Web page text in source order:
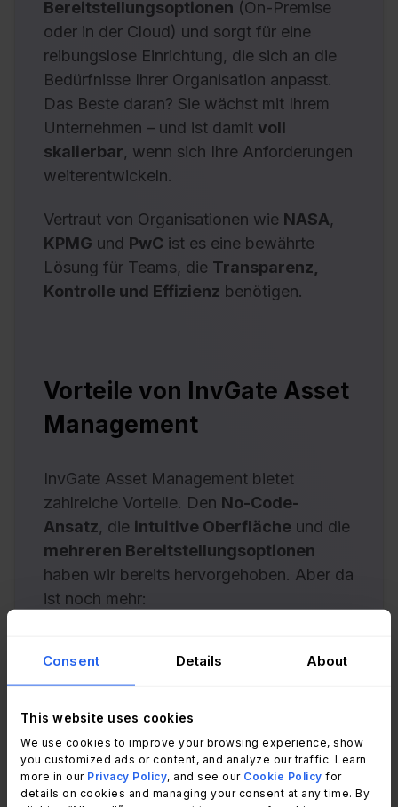
Consent Details About
This website uses cookies
We use cookies to improve your browsing experience, show
you customized ads or content, and analyze our traffic. Learn
more in our Privacy Policy, and see our Cookie Policy for
details on cookies and managing your consent at any time. By
Bereitstellungsoptionen (On-Premise
oder in der Cloud) und sorgt für eine
reibungslose Einrichtung, die sich an die
Bedürfnisse Ihrer Organisation anpasst.
Das Beste daran? Sie wächst mit Ihrem
Unternehmen – und ist damit voll
skalierbar, wenn sich Ihre Anforderungen
weiterentwickeln.
Vertraut von Organisationen wie NASA,
KPMG und PwC ist es eine bewährte
Lösung für Teams, die Transparenz,
Kontrolle und Effizienz benötigen.
Vorteile von InvGate Asset
Management
InvGate Asset Management bietet
zahlreiche Vorteile. Den No-Code-
Ansatz, die intuitive Oberfläche und die
mehreren Bereitstellungsoptionen
haben wir bereits hervorgehoben. Aber da
ist noch mehr:
Type II-Zertifizierung
erneuert und
damit unser Engagement für
Datensicherheit und Compliance
weiter untermauert. Dadurch bleiben
Ihre Assets geschützt und
entsprechen den höchsten